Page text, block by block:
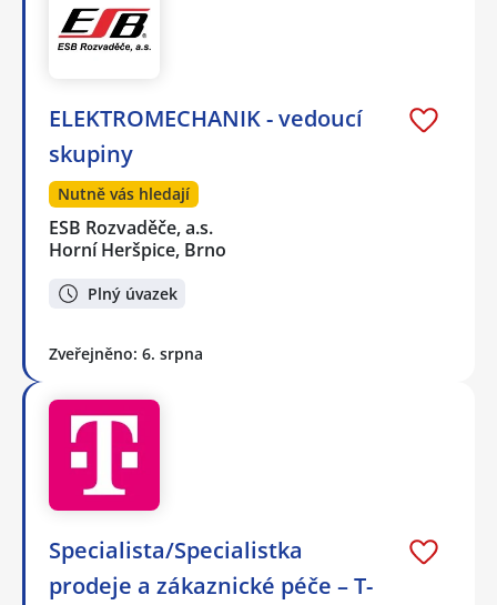
ELEKTROMECHANIK - vedoucí
skupiny
Nutně vás hledají
ESB Rozvaděče, a.s.
Horní Heršpice, Brno
Plný úvazek
Zveřejněno: 6. srpna
Specialista/Specialistka
prodeje a zákaznické péče – T-